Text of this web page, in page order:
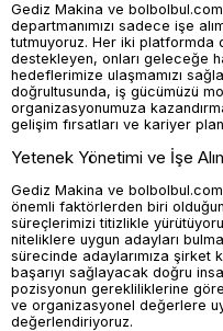
Gediz Makina ve
departmanımızı sadece işe
tutmuyoruz. Her iki platformda
destekleyen, onları geleceğe
hedeflerimize ulaşmamızı
doğrultusunda, iş gücümüzü
organizasyonumuza
gelişim fırsatları ve kariyer
Yetenek Yönetimi ve İşe
Gediz Makina ve
önemli faktörlerden biri
süreçlerimizi titizlikle
niteliklere uygun adayları
sürecinde adaylarımıza şirket
başarıyı sağlayacak doğru
pozisyonun gerekliliklerine
ve organizasyonel değerlere
değerlendiriyoruz.